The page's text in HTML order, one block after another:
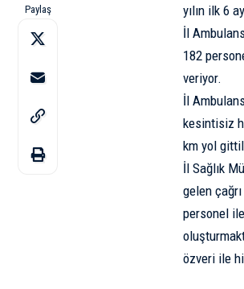
Paylaş
yılın ilk 6
İl
182
veriyor.
İl
kesintisiz
km yol
İl Sağlık
gelen
personel
özveri ile